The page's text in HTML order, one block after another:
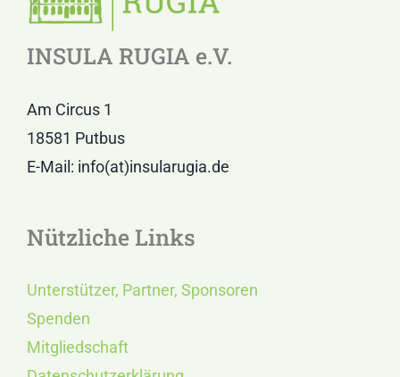
INSULA RUGIA e.V.
Am Circus 1
18581 Putbus
E-Mail: info(at)insularugia.de
Nützliche Links
Unterstützer, Partner, Sponsoren
Spenden
Mitgliedschaft